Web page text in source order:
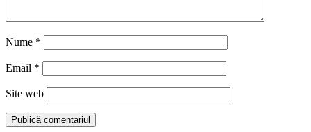
Nume *
Email *
Site web